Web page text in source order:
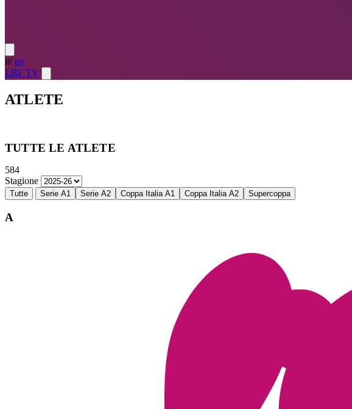
it/ en
LBF TV
ATLETE
TUTTE LE ATLETE
584
Stagione
Tutte Serie A1 Serie A2 Coppa Italia A1 Coppa Italia A2 Supercoppa
A